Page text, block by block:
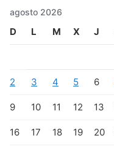
agosto 2026
D L M X J
2 3 4 5 6
9 10 11 12 13
16 17 18 19 20